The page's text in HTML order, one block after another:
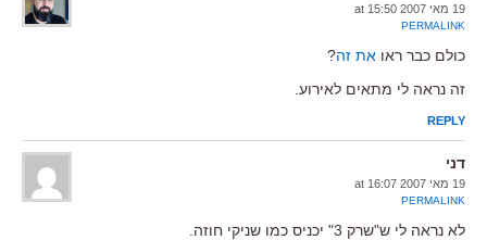
19 מאי 2007 at 15:50
PERMALINK
כולם כבר ראו את זה?
זה נראה לי מתאים לאירוע.
REPLY
דני
19 מאי 2007 at 16:07
PERMALINK
לא נראה לי ש"שרק 3" יכניס כמו שניקי חוזה.